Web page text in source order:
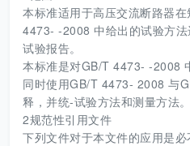
本标准适用于高压交流断路器
4473- -2008 中给出的试验方
试验报告。
本标准是对GB/T 4473- -2008
同时使用GB/T 4473- 2008 与
释，并统-试验方法和测量方法。
2规范性引用文件
下列文件对于本文件的应用是